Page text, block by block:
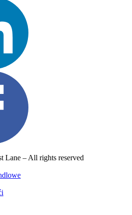
– All rights reserved